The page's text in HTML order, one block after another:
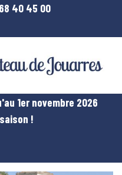
40 45 00
1er novembre 2026
!